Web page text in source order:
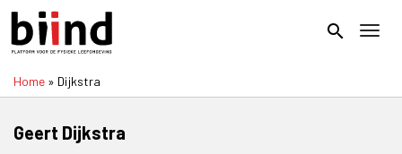
Overslaan
naar
inhoud
search
Kruimelpad
Home Dijkstra
Geert Dijkstra